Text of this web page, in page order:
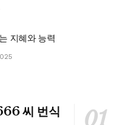
지혜와 능력
씨 번식